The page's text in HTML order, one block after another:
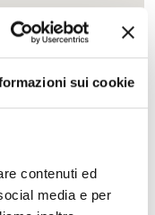
sui cookie
contenuti ed
media e per